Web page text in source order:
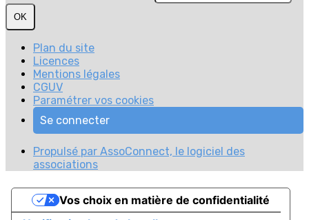
OK
Plan du site
Licences
Mentions légales
CGUV
Paramétrer vos cookies
Se connecter
Propulsé par AssoConnect, le logiciel des
associations
Vos choix en matière de confidentialité